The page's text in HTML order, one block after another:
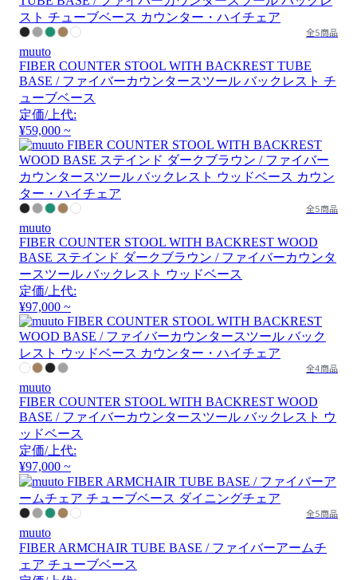
全5商品
muuto
FIBER COUNTER STOOL WITH BACKREST TUBE
BASE / ファイバーカウンタースツール バックレスト チ
ューブベース
定価/上代:
¥59,000 ~
全5商品
muuto
FIBER COUNTER STOOL WITH BACKREST WOOD
BASE ステインド ダークブラウン / ファイバーカウンタ
ースツール バックレスト ウッドベース
定価/上代:
¥97,000 ~
全4商品
muuto
FIBER COUNTER STOOL WITH BACKREST WOOD
BASE / ファイバーカウンタースツール バックレスト ウ
ッドベース
定価/上代:
¥97,000 ~
全5商品
muuto
FIBER ARMCHAIR TUBE BASE / ファイバーアームチ
ェア チューブベース